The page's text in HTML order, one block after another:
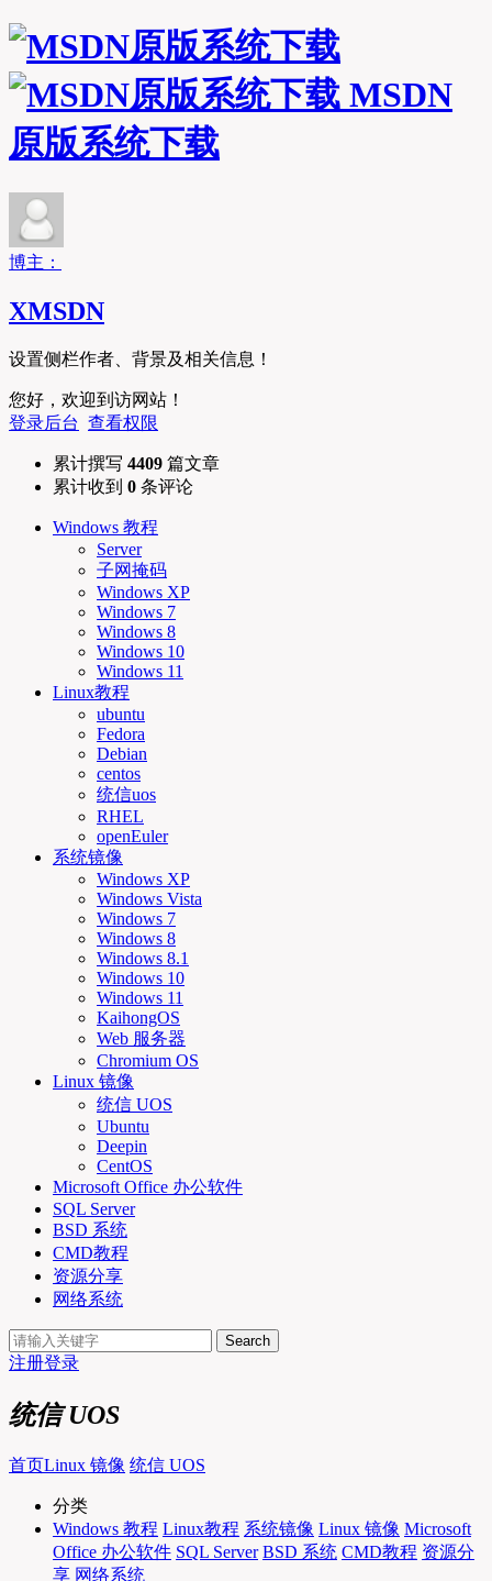
MSDN
原版系统下载
博主：
XMSDN
设置侧栏作者、背景及相关信息！
您好，欢迎到访网站！
登录后台 查看权限
累计撰写 4409 篇文章
累计收到 0 条评论
Windows 教程
Server
子网掩码
Windows XP
Windows 7
Windows 8
Windows 10
Windows 11
Linux教程
ubuntu
Fedora
Debian
centos
统信uos
RHEL
openEuler
系统镜像
Windows XP
Windows Vista
Windows 7
Windows 8
Windows 8.1
Windows 10
Windows 11
KaihongOS
Web 服务器
Chromium OS
Linux 镜像
统信 UOS
Ubuntu
Deepin
CentOS
Microsoft Office 办公软件
SQL Server
BSD 系统
CMD教程
资源分享
网络系统
Search
注册登录
统信 UOS
首页Linux 镜像 统信 UOS
分类
Windows 教程 Linux教程 系统镜像 Linux 镜像 Microsoft
Office 办公软件 SQL Server BSD 系统 CMD教程 资源分
享 网络系统